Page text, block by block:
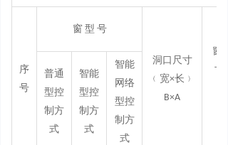
序
号
窗 型 号
洞口尺寸
﹙宽×长﹚
B×A
窗
寸
普通
型控
制 方
式
智能
型控
制 方
式
智能
网络
型控
制 方
式